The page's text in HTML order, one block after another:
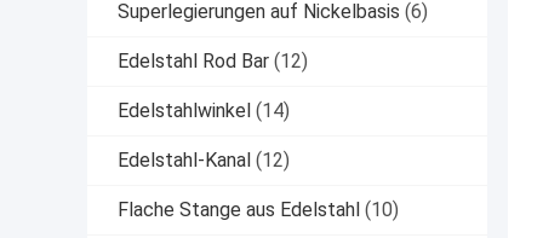
Superlegierungen auf Nickelbasis (6)
Edelstahl Rod Bar (12)
Edelstahlwinkel (14)
Edelstahl-Kanal (12)
Flache Stange aus Edelstahl (10)